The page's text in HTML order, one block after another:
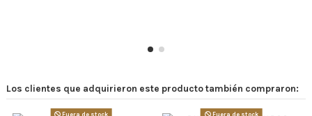
Los clientes que adquirieron este producto también compraron:
Fuera de stock Fuera de stock